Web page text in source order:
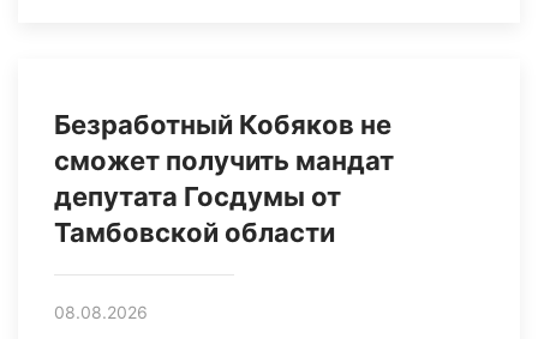
Безработный Кобяков не
сможет получить мандат
депутата Госдумы от
Тамбовской области
08.08.2026